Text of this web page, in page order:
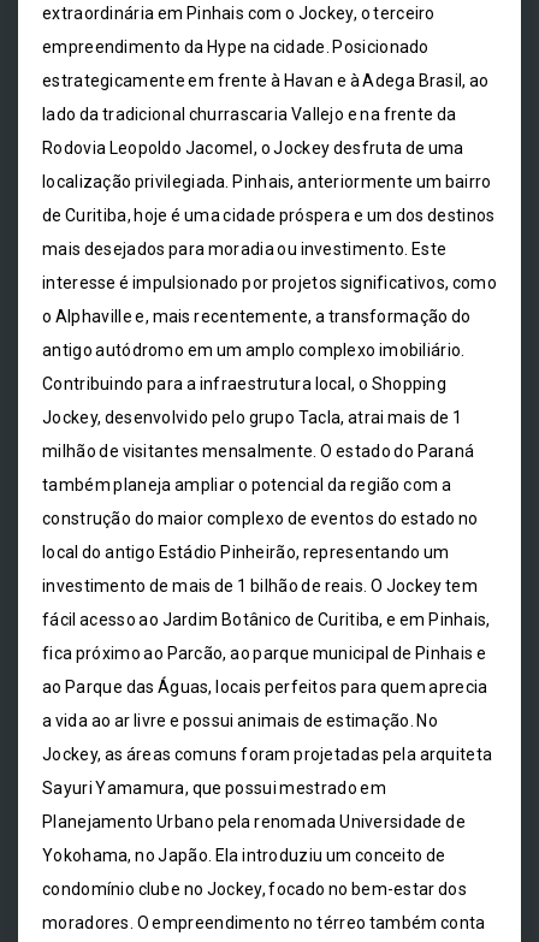
extraordinária em Pinhais com o Jockey, o terceiro
empreendimento da Hype na cidade. Posicionado
estrategicamente em frente à Havan e à Adega Brasil, ao
lado da tradicional churrascaria Vallejo e na frente da
Rodovia Leopoldo Jacomel, o Jockey desfruta de uma
localização privilegiada. Pinhais, anteriormente um bairro
de Curitiba, hoje é uma cidade próspera e um dos destinos
mais desejados para moradia ou investimento. Este
interesse é impulsionado por projetos significativos, como
o Alphaville e, mais recentemente, a transformação do
antigo autódromo em um amplo complexo imobiliário.
Contribuindo para a infraestrutura local, o Shopping
Jockey, desenvolvido pelo grupo Tacla, atrai mais de 1
milhão de visitantes mensalmente. O estado do Paraná
também planeja ampliar o potencial da região com a
construção do maior complexo de eventos do estado no
local do antigo Estádio Pinheirão, representando um
investimento de mais de 1 bilhão de reais. O Jockey tem
fácil acesso ao Jardim Botânico de Curitiba, e em Pinhais,
fica próximo ao Parcão, ao parque municipal de Pinhais e
ao Parque das Águas, locais perfeitos para quem aprecia
a vida ao ar livre e possui animais de estimação. No
Jockey, as áreas comuns foram projetadas pela arquiteta
Sayuri Yamamura, que possui mestrado em
Planejamento Urbano pela renomada Universidade de
Yokohama, no Japão. Ela introduziu um conceito de
condomínio clube no Jockey, focado no bem-estar dos
moradores. O empreendimento no térreo também conta